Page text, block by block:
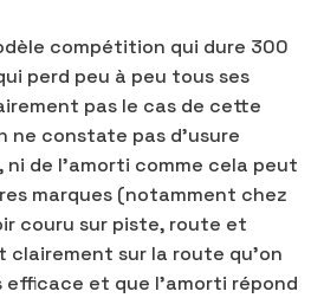
compétition qui dure 300
perd peu à peu tous ses
pas le cas de cette
ne constate pas d’usure
ni de l’amorti comme cela peut
marques (notamment chez
couru sur piste, route et
clairement sur la route qu’on
efficace et que l’amorti répond